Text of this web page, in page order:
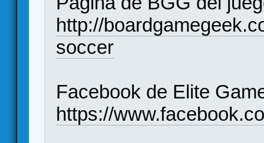
http://
soccer
Facebook de Elite
https://